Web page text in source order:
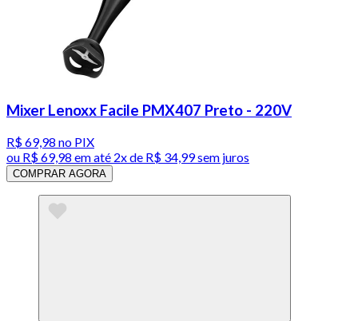
Mixer Lenoxx Facile PMX407 Preto - 220V
R$ 69,98 no PIX
ou R$ 69,98 em até 2x de R$ 34,99 sem juros
COMPRAR AGORA